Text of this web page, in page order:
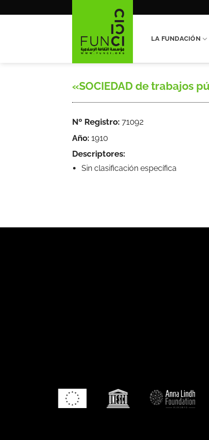
LA FUNDACIÓN
«SOCIEDAD de trabajos
Nº Registro: 71092
Año: 1910
Descriptores:
Sin clasificación específica